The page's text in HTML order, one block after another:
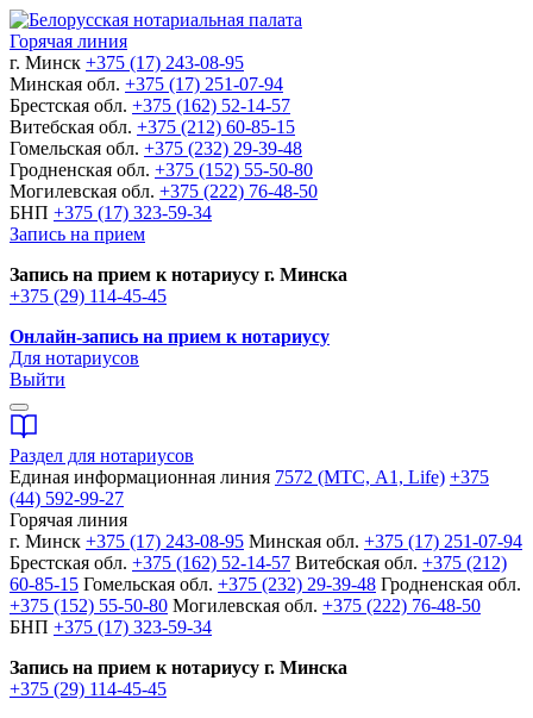
Горячая линия
г. Минск +375 (17) 243-08-95
Минская обл. +375 (17) 251-07-94
Брестская обл. +375 (162) 52-14-57
Витебская обл. +375 (212) 60-85-15
Гомельская обл. +375 (232) 29-39-48
Гродненская обл. +375 (152) 55-50-80
Могилевская обл. +375 (222) 76-48-50
БНП +375 (17) 323-59-34
Запись на прием
Запись на прием к нотариусу г. Минска
+375 (29) 114-45-45
Онлайн-запись на прием к нотариусу
Для нотариусов
Выйти
Раздел для нотариусов
Единая информационная линия 7572 (МТС, A1, Life) +375
(44) 592-99-27
Горячая линия
г. Минск +375 (17) 243-08-95 Минская обл. +375 (17) 251-07-94
Брестская обл. +375 (162) 52-14-57 Витебская обл. +375 (212)
60-85-15 Гомельская обл. +375 (232) 29-39-48 Гродненская обл.
+375 (152) 55-50-80 Могилевская обл. +375 (222) 76-48-50
БНП +375 (17) 323-59-34
Запись на прием к нотариусу г. Минска
+375 (29) 114-45-45